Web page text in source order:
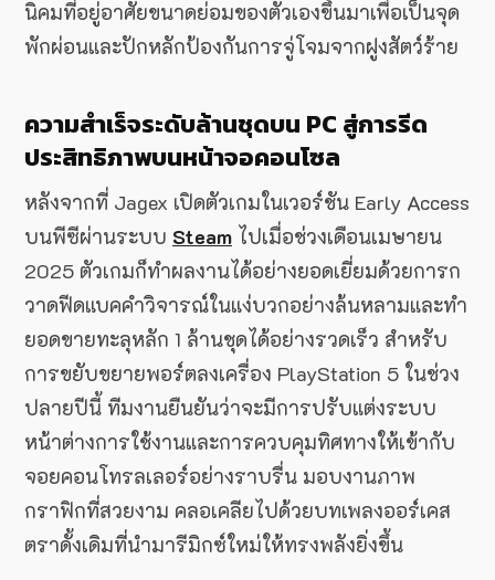
นิคมที่อยู่อาศัยขนาดย่อมของตัวเองขึ้นมาเพื่อเป็นจุด
พักผ่อนและปักหลักป้องกันการจู่โจมจากฝูงสัตว์ร้าย
ความสำเร็จระดับล้านชุดบน PC สู่การรีด
ประสิทธิภาพบนหน้าจอคอนโซล
หลังจากที่ Jagex เปิดตัวเกมในเวอร์ชัน Early Access
บนพีซีผ่านระบบ Steam ไปเมื่อช่วงเดือนเมษายน
2025 ตัวเกมก็ทำผลงานได้อย่างยอดเยี่ยมด้วยการก
วาดฟีดแบคคำวิจารณ์ในแง่บวกอย่างล้นหลามและทำ
ยอดขายทะลุหลัก 1 ล้านชุดได้อย่างรวดเร็ว สำหรับ
การขยับขยายพอร์ตลงเครื่อง PlayStation 5 ในช่วง
ปลายปีนี้ ทีมงานยืนยันว่าจะมีการปรับแต่งระบบ
หน้าต่างการใช้งานและการควบคุมทิศทางให้เข้ากับ
จอยคอนโทรลเลอร์อย่างราบรื่น มอบงานภาพ
กราฟิกที่สวยงาม คลอเคลียไปด้วยบทเพลงออร์เคส
ตราดั้งเดิมที่นำมารีมิกซ์ใหม่ให้ทรงพลังยิ่งขึ้น